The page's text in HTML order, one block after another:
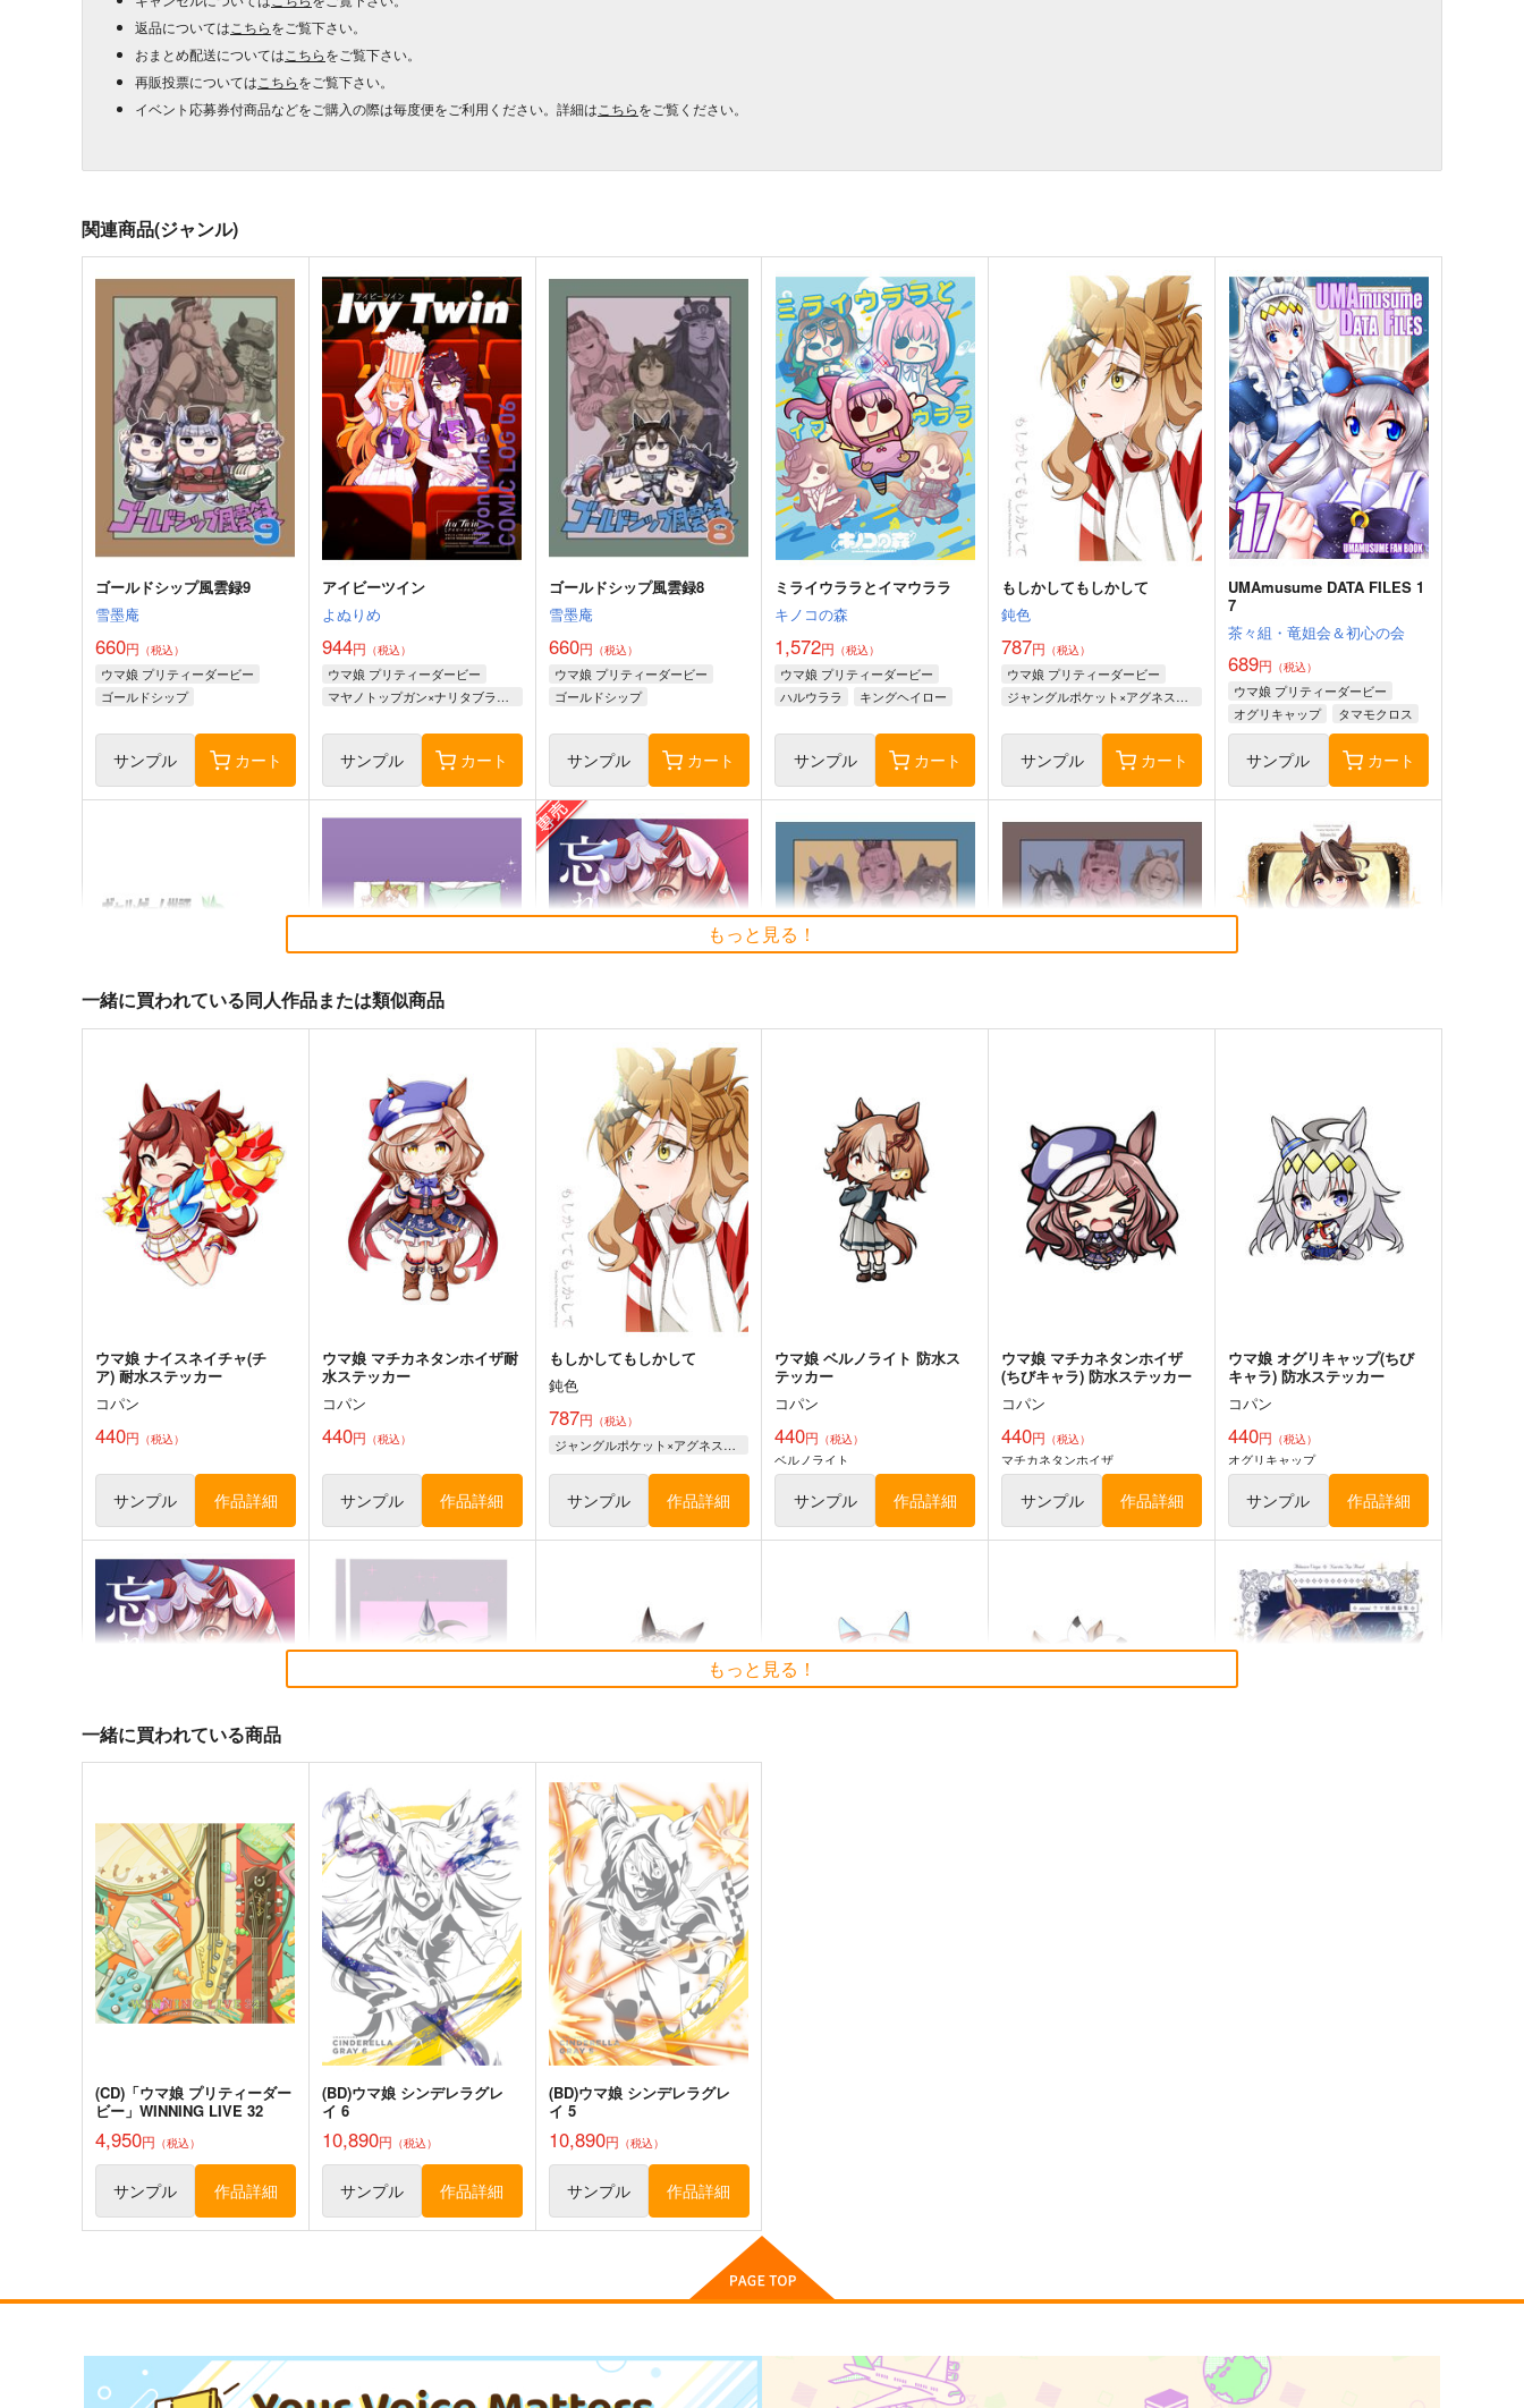
返品については こちらをご覧下さい。
おまとめ配送については こちらをご覧下さい。
再販投票については こちらをご覧下さい。
イベント応募券付商品などをご購入の際は毎度便をご利用ください。詳細は こちらをご覧ください。
関連商品(ジャンル)
ゴールドシップ風雲録9
雪墨庵
660円 （税込）
ウマ娘 プリティーダービー
ゴールドシップ
マルシュロレーヌ
サンプル カート
アイビーツイン
よぬりめ
944円 （税込）
ウマ娘 プリティーダービー
マヤノトップガン×ナリタブライアン
サンプル カート
ゴールドシップ風雲録8
雪墨庵
660円 （税込）
ウマ娘 プリティーダービー
ゴールドシップ
サンプル カート
ミライウララとイマウララ
キノコの森
1,572円 （税込）
ウマ娘 プリティーダービー
ハルウララ
キングヘイロー
サンプル カート
もしかしてもしかして
鈍色
787円 （税込）
ウマ娘 プリティーダービー
ジャングルポケット×アグネスタキオン
サンプル カート
UMAmusume DATA FILES 1
7
茶々組・竜姐会＆初心の会
689円 （税込）
ウマ娘 プリティーダービー
オグリキャップ
タマモクロス
スーパークリーク
サンプル カート
ギャルゲーム批評2026年１月
Ｏ山出版
440円（税込）
ウマ娘 プリティーダービー
Get well soon
（税込）
ウマ娘 プリティーダービー
ジャングルポケット×アグネスタキオン
サンプル カート
忘れ物のありか
モス製麺
専売 円（税込）
ウマ娘 プリティーダービー
スティルインラブ
サンプル カート
ゴールドシップ風雲録7
（税込）
ウマ娘 プリティーダービー
ゴールドシップ
ノーリーズン
カルストンライトオ
サンプル
ゴールドシップ風雲録６
雪墨庵
660円（税込）
ウマ娘 プリティーダービー
ゴールドシップ
オルフェーヴル
皇帝はかく語りき3
いどんち
1,980円 （税込）
ウマ娘 プリティーダービー
シンボリルドルフ
ジェンティルドンナ
ウマ娘 プリティーダービー
ゴールドシップ
サンプル カート
ウマ娘ゴールドシップ耐水ス
ウマ娘 プリティーダービー
サンプル カート
ウマ娘 マチカネタンホイザ耐
ウマ娘 プリティーダービー
サンプル カート
UMAMANGAアラカル
ト 2026 SUMMER
ウマ娘 ベルノライト 防水ス
ウマ娘 ブエナビスタ 防水ス
ウマ娘 メジロアルダン 防水
ステッカー
ウマ娘 プリティーダービー
サンプル カート
ウマ娘 オグリキャップ スマ
ホサイズ防水ステッカー
ウマ娘 プリティーダービー
ウマ娘 ライスシャワー2 防水
ステッカー
ウマ娘 プリティーダービー
サンプル カート
コパン
440円
ウマ娘 プリティーダービー
サンプル カート
もっと見る！
一緒に買われている同人作品または類似商品
ウマ娘 ナイスネイチャ(チ
ア) 耐水ステッカー
コパン
440円 （税込）
サンプル 作品詳細
ウマ娘 マチカネタンホイザ耐
水ステッカー
コパン
440円 （税込）
サンプル 作品詳細
もしかしてもしかして
鈍色
787円 （税込）
ジャングルポケット×アグネスタキオン
サンプル 作品詳細
ウマ娘 ベルノライト 防水ス
テッカー
コパン
440円 （税込）
ベルノライト
サンプル 作品詳細
ウマ娘 マチカネタンホイザ
(ちびキャラ) 防水ステッカー
コパン
440円 （税込）
マチカネタンホイザ
サンプル 作品詳細
ウマ娘 オグリキャップ(ちび
キャラ) 防水ステッカー
コパン
440円 （税込）
オグリキャップ
サンプル 作品詳細
忘れ物のありか
モス製麺
200円（税込）
スティルインラブ
サンプル 作品詳細
ウマ娘 オグリキャップ スマ
ホサイズ防水ステッカー
コパン
440円（税込）
オグリキャップ
サンプル 作品詳細
ウマ娘 ライスシャワー2 防水
ステッカー
コパン
440円（税込）
ライスシャワー
サンプル 作品詳細
Get well soon
ステッカー
ウマ娘 ブエナビスタ 防水ス
テッカー
ウマ娘ゴールドシップ耐水ス
いつでもウララ！
もっと見る！
一緒に買われている商品
(CD)「ウマ娘 プリティーダー
ビー」WINNING LIVE 32
4,950円 （税込）
サンプル 作品詳細
(BD)ウマ娘 シンデレラグレ
イ 6
10,890円 （税込）
サンプル 作品詳細
(BD)ウマ娘 シンデレラグレ
イ 5
10,890円 （税込）
サンプル 作品詳細